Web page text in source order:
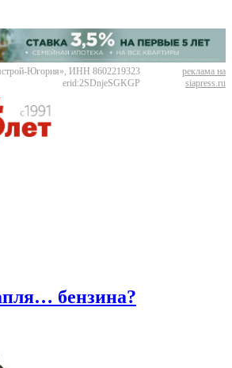
Югория», ИНН 8602219323
erid:2SDnjeSGKGP
реклама на
siapress.ru
бензина?